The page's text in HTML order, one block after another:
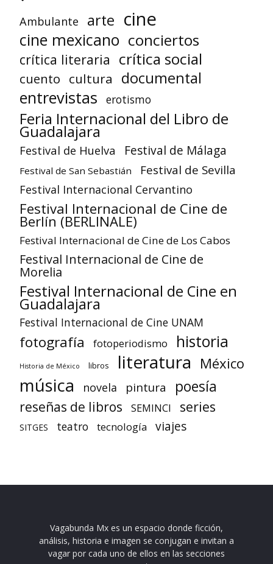
Ambulante arte cine
cine mexicano conciertos
crítica literaria crítica social
cuento cultura documental
entrevistas erotismo
Feria Internacional del Libro de
Guadalajara
Festival de Huelva Festival de Málaga
Festival de San Sebastián Festival de Sevilla
Festival Internacional Cervantino
Festival Internacional de Cine de
Berlín (BERLINALE)
Festival Internacional de Cine de Los Cabos
Festival Internacional de Cine de
Morelia
Festival Internacional de Cine en
Guadalajara
Festival Internacional de Cine UNAM
fotografía fotoperiodismo historia
Historia de México libros literatura México
música novela pintura poesía
reseñas de libros SEMINCI series
SITGES teatro tecnología viajes
Vagabunda Mx es un espacio donde ficción,
análisis, historia e imagen se conjugan e invitan a
vagar por cada uno de ellos en las secciones